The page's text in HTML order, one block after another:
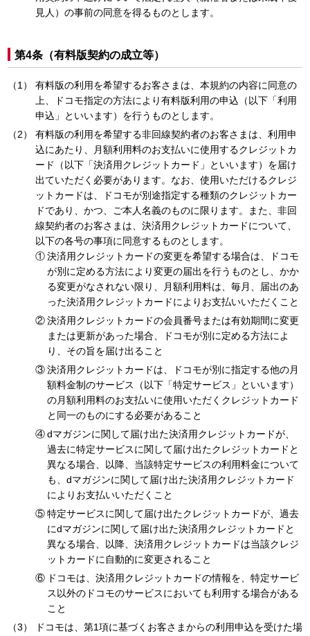
見人）の事前の同意を得るものとします。
第4条（有料版契約の成立等）
有料版の利用を希望するお客さまは、本規約の内容に同意の
上、ドコモ指定の方法により有料版利用の申込（以下「利用
申込」といいます）を行うものとします。
有料版の利用を希望する非回線契約者のお客さまは、利用申
込にあたり、月額利用料のお支払いに使用するクレジットカ
ード（以下「決済用クレジットカード」といいます）を届け
出ていただく必要があります。なお、使用いただけるクレジ
ットカードは、ドコモが別途指定する種類のクレジットカー
ドであり、かつ、ご本人名義のものに限ります。また、非回
線契約者のお客さまは、決済用クレジットカードについて、
以下の各号の事項に同意するものとします。
決済用クレジットカードの変更を希望する場合は、ドコモ
が別に定める方法により変更の届出を行うものとし、かか
る変更がなされない限り、月額利用料は、毎月、届出のあ
った決済用クレジットカードによりお支払いいただくこと
決済用クレジットカードの会員番号または有効期間に変更
または更新があった場合、ドコモが別に定める方法によ
り、その旨を届け出ること
決済用クレジットカードは、ドコモが別に指定する他の月
額料金制のサービス（以下「特定サービス」といいます）
の月額利用料のお支払いに使用いただくクレジットカード
と同一のものにする必要があること
dマガジンに関して届け出た決済用クレジットカードが、
過去に特定サービスに関して届け出たクレジットカードと
異なる場合、以降、当該特定サービスの利用料金について
も、dマガジンに関して届け出た決済用クレジットカード
によりお支払いいただくこと
特定サービスに関して届け出たクレジットカードが、過去
にdマガジンに関して届け出た決済用クレジットカードと
異なる場合、以降、決済用クレジットカードは当該クレジ
ットカードに自動的に変更されること
ドコモは、決済用クレジットカードの情報を、特定サービ
ス以外のドコモのサービスにおいても利用する場合がある
こと
ドコモは、第1項に基づくお客さまからの利用申込を受けた場